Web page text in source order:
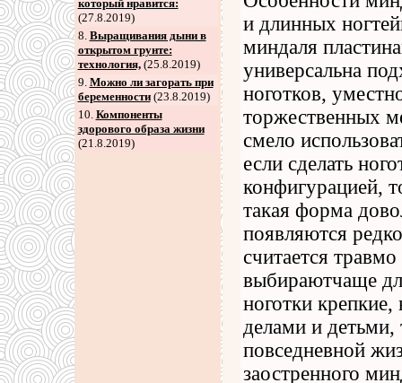
который нравится:
(27.8.2019)
8. Выращивания дыни в
открытом грунте:
технология,(25.8.2019)
9. Можно ли загорать при
беременности(23.8.2019)
10. Компоненты
здорового образа жизни
(21.8.2019)
и длинных
миндаля
универсальна
ноготков,
торжественных
смело
если сделать
конфигурацией,
такая форма
появляются
считается
выбираютчаще
ноготки
делами и детьми,
повседневной
заостренного